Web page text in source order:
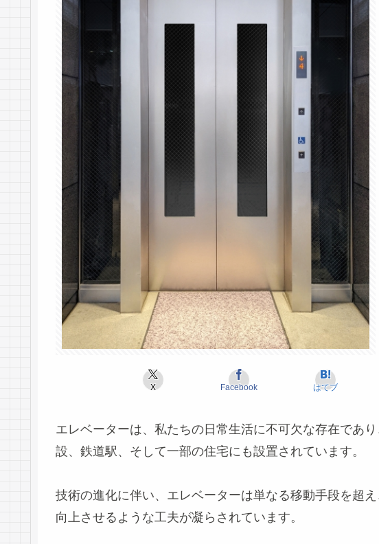
X Facebook はてブ
エレベーターは、私たちの日常生活に不可欠な存在であ
設、鉄道駅、そして一部の住宅にも設置されています。
技術の進化に伴い、エレベーターは単なる移動手段を超
向上させるような工夫が凝らされています。